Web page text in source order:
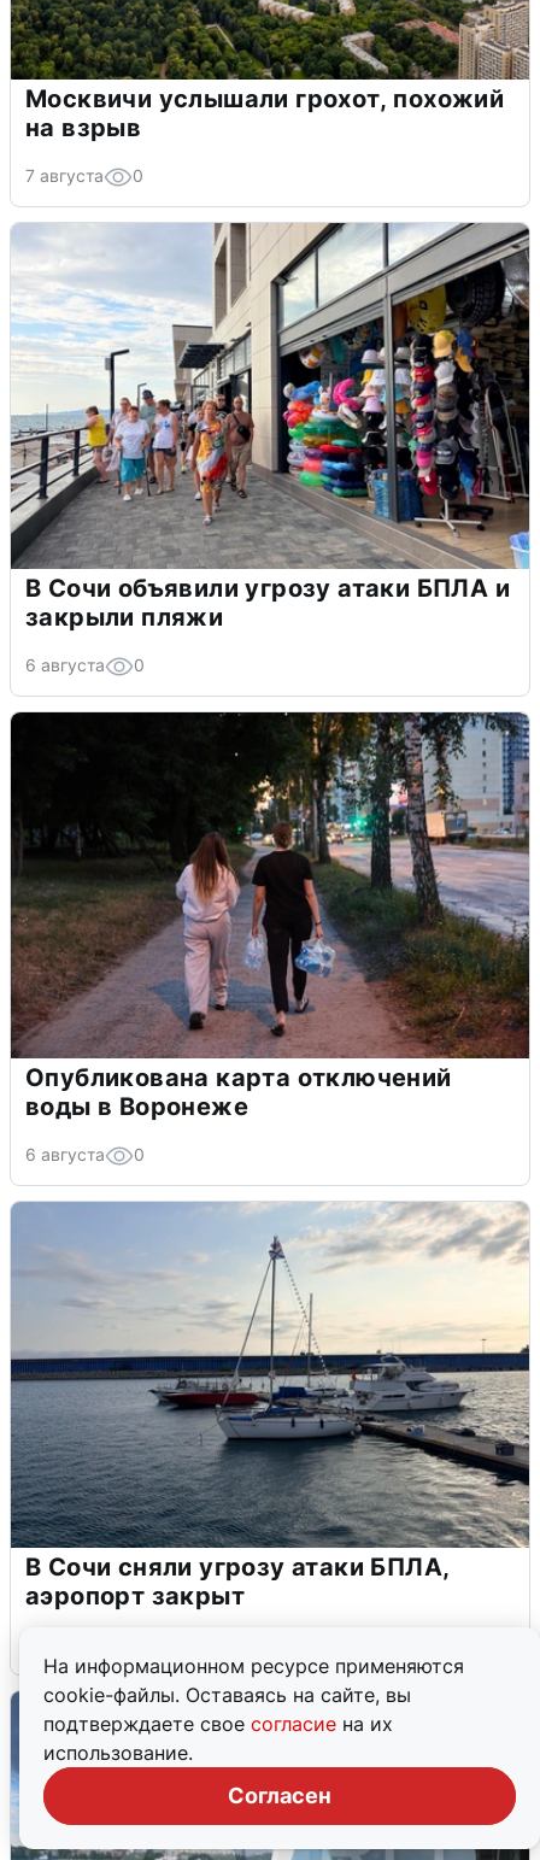
На информационном ресурсе применяются
cookie-файлы. Оставаясь на сайте, вы
подтверждаете свое согласие на их
использование.
Согласен
Москвичи услышали грохот, похожий
на взрыв
7 августа 0
В Сочи объявили угрозу атаки БПЛА и
закрыли пляжи
6 августа 0
Опубликована карта отключений
воды в Воронеже
6 августа 0
В Сочи сняли угрозу атаки БПЛА,
аэропорт закрыт